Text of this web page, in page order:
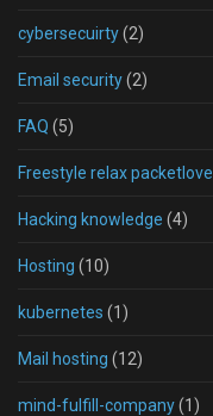
cybersecuirty(2)
Email security(2)
FAQ (5)
Freestyle relax packetlove
Hacking knowledge (4)
Hosting (10)
kubernetes (1)
Mail hosting (12)
mind-fulfill-company(1)